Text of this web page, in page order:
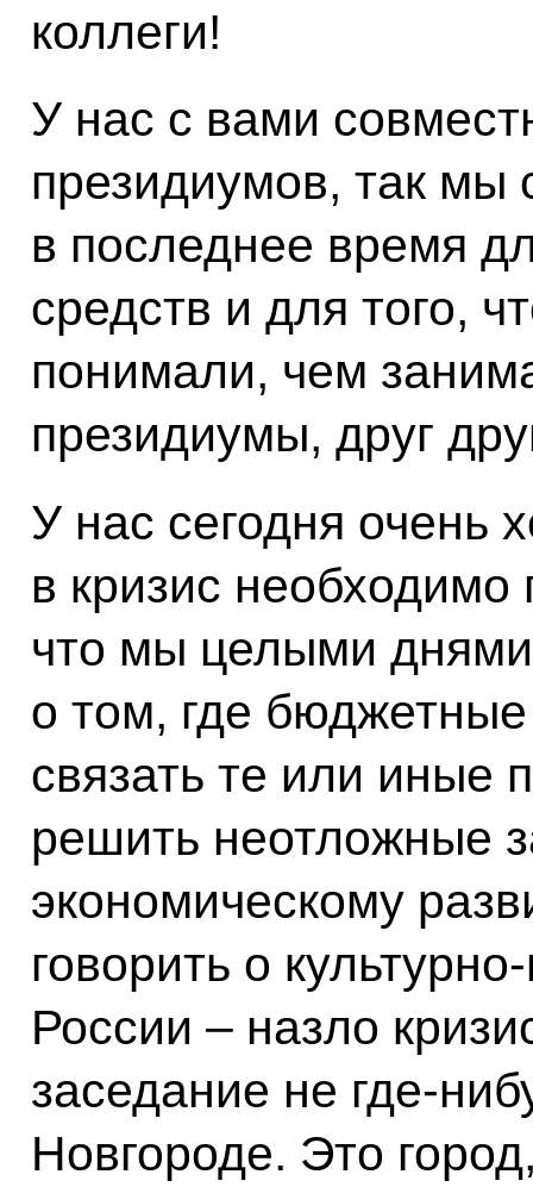
коллеги!
У нас с вами
президиумов, так мы
в последнее время
средств и для того,
понимали, чем
президиумы, друг
У нас сегодня очень
в кризис
что мы целыми днями
о том, где бюджетные
связать те или иные
решить неотложные
экономическому
говорить о
России – назло
заседание не
Новгороде. Это